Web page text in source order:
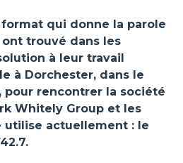
qui donne la parole
trouvé dans les
à leur travail
à Dorchester, dans le
pour rencontrer la société
Whitely Group et les
utilise actuellement : le